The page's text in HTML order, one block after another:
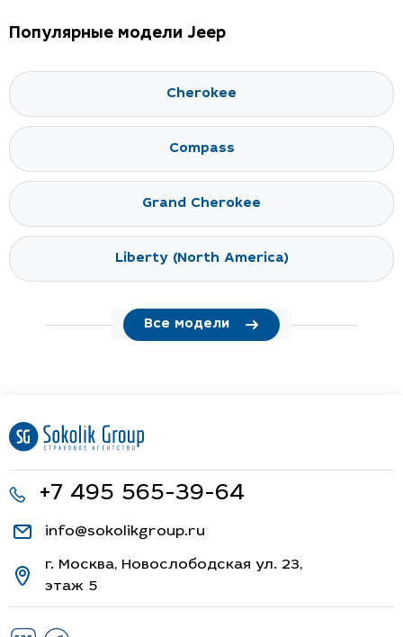
Популярные модели Jeep
Cherokee
Compass
Grand Cherokee
Liberty (North America)
Все модели
+7 495 565-39-64
info@sokolikgroup.ru
г. Москва, Новослободская ул. 23,
этаж 5